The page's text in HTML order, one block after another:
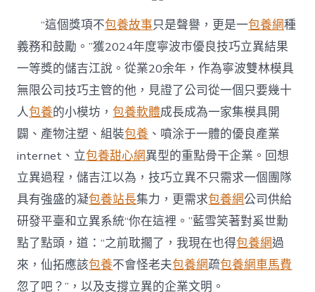
“這個獎項不包養故事只是聲譽，更是一包養網種
義務和鼓勵。”獲2024年度寧波市優良技巧立異結果
一等獎的儲吉江說。從業20余年，作為寧波雙林模具
無限公司技巧主管的他，見證了公司從一個只要幾十
人包養的小模坊，包養軟體成長成為一家集模具開
闢、產物注塑、組裝包養 、噴涂于一體的優良產業
internet、立包養甜心網異型的重點骨干企業。回想
立異過程，儲吉江以為，技巧立異不只需求一個團隊
具有強盛的凝包養站長集力，更需求包養網公司供給
研發平臺和立異系統“你在這裡。”藍雪笑著對奚世勳
點了點頭，道：“之前耽擱了，我現在也得包養網過
來，仙拓應該包養不會怪老夫包養網疏包養網車馬費
忽了吧？”，以及支撐立異的企業文明。